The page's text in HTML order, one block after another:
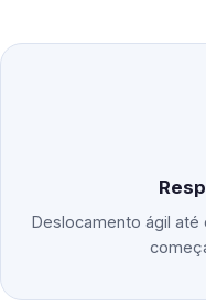
Deslocamento ágil até